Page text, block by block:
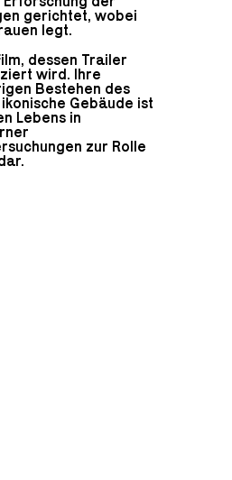
gerichtet, wobei
legt.
dessen Trailer
wird. Ihre
Bestehen des
Gebäude ist
Lebens in
zur Rolle